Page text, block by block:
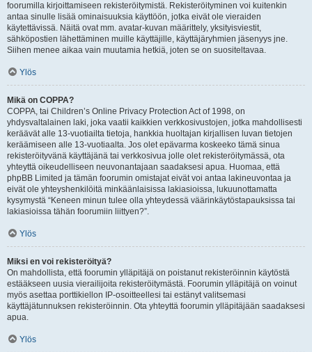
foorumilla kirjoittamiseen rekisteröitymistä. Rekisteröityminen voi kuitenkin
antaa sinulle lisää ominaisuuksia käyttöön, jotka eivät ole vieraiden
käytettävissä. Näitä ovat mm. avatar-kuvan määrittely, yksityisviestit,
sähköpostien lähettäminen muille käyttäjille, käyttäjäryhmien jäsenyys jne.
Siihen menee aikaa vain muutamia hetkiä, joten se on suositeltavaa.
Ylös
Mikä on COPPA?
COPPA, tai Children’s Online Privacy Protection Act of 1998, on
yhdysvaltalainen laki, joka vaatii kaikkien verkkosivustojen, jotka mahdollisesti
keräävät alle 13-vuotiailta tietoja, hankkia huoltajan kirjallisen luvan tietojen
keräämiseen alle 13-vuotiaalta. Jos olet epävarma koskeeko tämä sinua
rekisteröityvänä käyttäjänä tai verkkosivua jolle olet rekisteröitymässä, ota
yhteyttä oikeudelliseen neuvonantajaan saadaksesi apua. Huomaa, että
phpBB Limited ja tämän foorumin omistajat eivät voi antaa lakineuvontaa ja
eivät ole yhteyshenkilöitä minkäänlaisissa lakiasioissa, lukuunottamatta
kysymystä “Keneen minun tulee olla yhteydessä väärinkäytöstapauksissa tai
lakiasioissa tähän foorumiin liittyen?”.
Ylös
Miksi en voi rekisteröityä?
On mahdollista, että foorumin ylläpitäjä on poistanut rekisteröinnin käytöstä
estääkseen uusia vierailijoita rekisteröitymästä. Foorumin ylläpitäjä on voinut
myös asettaa porttikiellon IP-osoitteellesi tai estänyt valitsemasi
käyttäjätunnuksen rekisteröinnin. Ota yhteyttä foorumin ylläpitäjään saadaksesi
apua.
Ylös